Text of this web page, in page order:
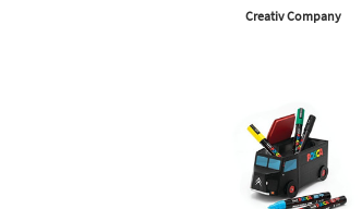
Creativ Company